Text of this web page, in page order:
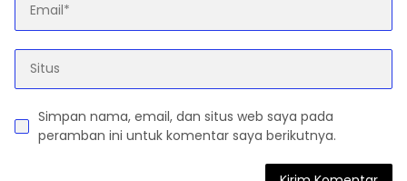
Simpan nama, email, dan situs web saya pada
peramban ini untuk komentar saya berikutnya.